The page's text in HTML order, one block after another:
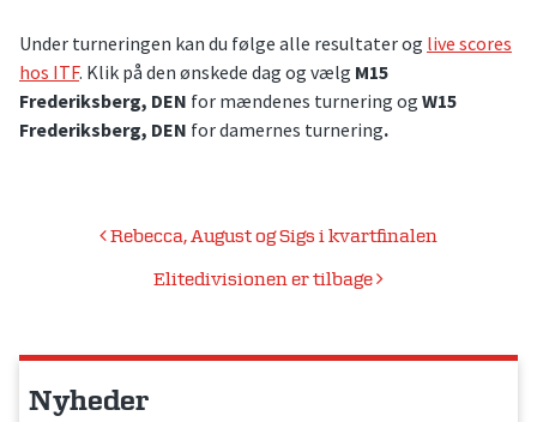
Under turneringen kan du følge alle resultater og live scores
hos ITF. Klik på den ønskede dag og vælg M15
Frederiksberg, DEN for mændenes turnering og W15
Frederiksberg, DEN for damernes turnering.
Indlægsnavigation
Rebecca, August og Sigs i kvartfinalen
Elitedivisionen er tilbage
Nyheder